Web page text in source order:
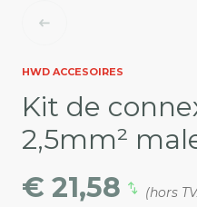
HWD ACCESOIRES
Kit de
2,5mm²
€ 21,58
(hors